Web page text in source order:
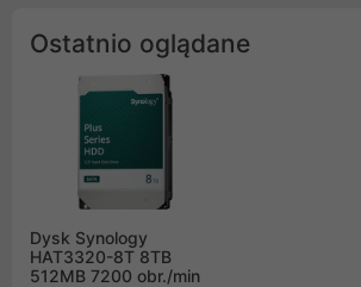
Ostatnio oglądane
Dysk Synology
HAT3320-8T 8TB
512MB 7200 obr./min